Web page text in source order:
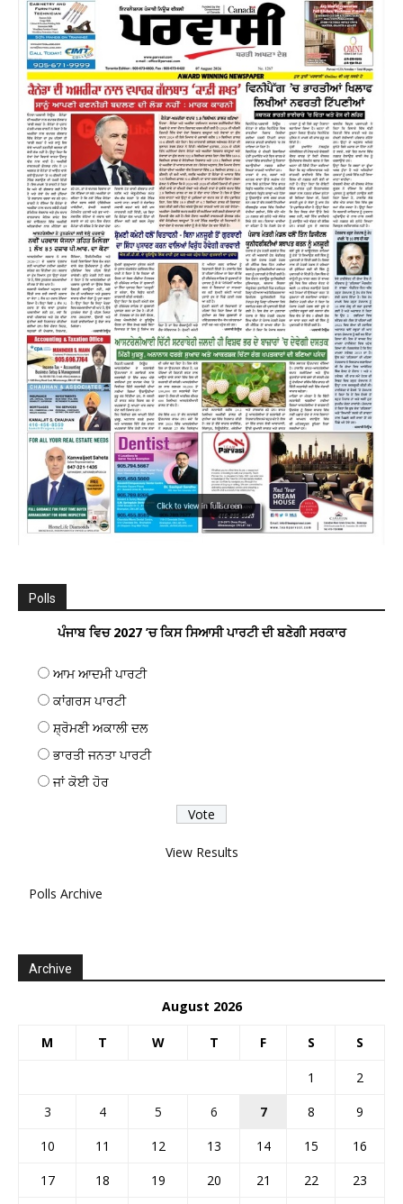
Polls
ਪੰਜਾਬ ਵਿਚ 2027 ’ਚ ਕਿਸ ਸਿਆਸੀ ਪਾਰਟੀ ਦੀ ਬਣੇਗੀ ਸਰਕਾਰ
ਆਮ ਆਦਮੀ ਪਾਰਟੀ
ਕਾਂਗਰਸ ਪਾਰਟੀ
ਸ਼੍ਰੋਮਣੀ ਅਕਾਲੀ ਦਲ
ਭਾਰਤੀ ਜਨਤਾ ਪਾਰਟੀ
ਜਾਂ ਕੋਈ ਹੋਰ
View Results
Polls Archive
Archive
August 2026
M T W T F S S
1
2
3
4 5 6 7 8
9
10
11 12 13 14 15
16
17
18 19 20 21 22
23